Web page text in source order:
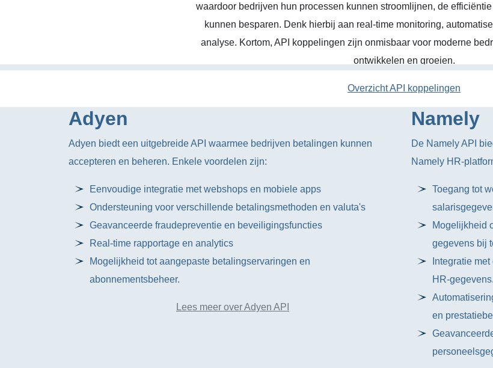
waardoor bedrijven hun processen kunnen stroomlijnen, de
kunnen besparen. Denk hierbij aan real-time monitoring,
analyse. Kortom, API koppelingen zijn onmisbaar voor moderne
ontwikkelen en groeien.
Overzicht API koppelingen
Adyen
Adyen biedt een uitgebreide API waarmee bedrijven betalingen kunnen
accepteren en beheren. Enkele voordelen zijn:
Eenvoudige integratie met webshops en mobiele apps
Ondersteuning voor verschillende betalingsmethoden en valuta's
Geavanceerde fraudepreventie en beveiligingsfuncties
Real-time rapportage en analytics
Mogelijkheid tot aangepaste betalingservaringen en
abonnementsbeheer.
Lees meer over Adyen API
Namely
De Namely API
Namely HR-
Toegang tot
Mogelijkheid
gegevens bij
Integratie
HR-gegevens.
en